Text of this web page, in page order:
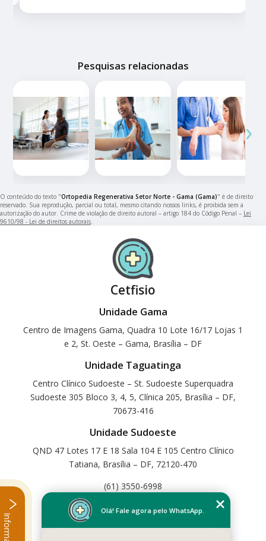
Pesquisas relacionadas
‹ ›
O conteúdo do texto "Ortopedia Regenerativa Setor Norte - Gama (Gama)" é de direito
reservado. Sua reprodução, parcial ou total, mesmo citando nossos links, é proibida sem a
autorização do autor. Crime de violação de direito autoral – artigo 184 do Código Penal – Lei
9610/98 - Lei de direitos autorais.
Cetfisio
Unidade Gama
Centro de Imagens Gama, Quadra 10 Lote 16/17 Lojas 1
e 2, St. Oeste – Gama, Brasília – DF
Unidade Taguatinga
Centro Clínico Sudoeste – St. Sudoeste Superquadra
Sudoeste 305 Bloco 3, 4, 5, Clínica 205, Brasília – DF,
70673-416
Unidade Sudoeste
QND 47 Lotes 17 E 18 Sala 104 E 105 Centro Clínico
Tatiana, Brasília – DF, 72120-470
(61) 3550-6998
Home
Olá! Fale agora pelo WhatsApp.